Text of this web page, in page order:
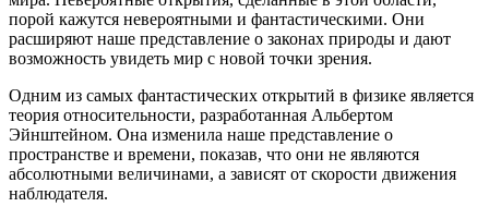
порой кажутся невероятными и фантастическими. Они
расширяют наше представление о законах природы и дают
возможность увидеть мир с новой точки зрения.
Одним из самых фантастических открытий в физике является
теория относительности, разработанная Альбертом
Эйнштейном. Она изменила наше представление о
пространстве и времени, показав, что они не являются
абсолютными величинами, а зависят от скорости движения
наблюдателя.